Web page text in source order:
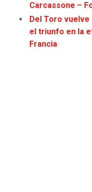
EAGLES
COMMANDERS
SUNS
KINGS
Carcassone –
Del Toro
el triunfo en la
Francia